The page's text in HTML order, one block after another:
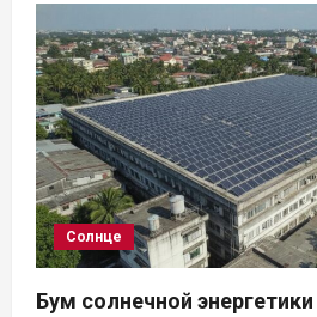
Солнце
Бум солнечной